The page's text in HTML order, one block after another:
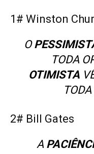
1# Winston
O
TODA
OTIMISTA
2# Bill Gates
A